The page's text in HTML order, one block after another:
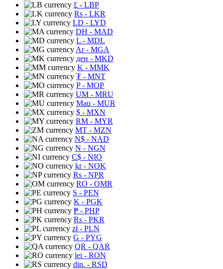
£ - LBP
Rs - LKR
LD - LYD
DH - MAD
L - MDL
Ar- MGA
ден - MKD
K - MMK
₮ - MNT
P- MOP
UM - MRU
Mau - MUR
$ - MXN
RM - MYR
MT - MZN
N$ - NAD
N - NGN
C$ - NIO
kr- NOK
Rs - NPR
RO - OMR
S - PEN
K - PGK
₱ - PHP
Rs - PKR
zł- PLN
G - PYG
QR - QAR
lei - RON
din. - RSD